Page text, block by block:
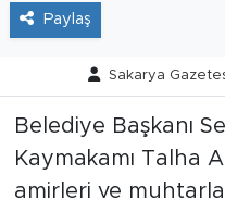
Paylaş
Sakarya
Belediye Başkanı
Kaymakamı Talha
amirleri ve
Foto Şaka
Teknoloji
Politika